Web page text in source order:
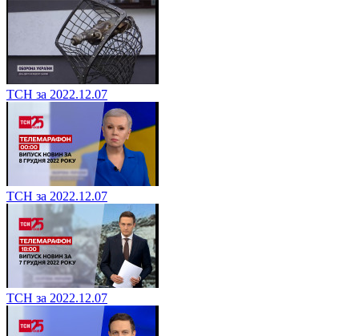
ТСН за 2022.12.07
ТСН за 2022.12.07
ТСН за 2022.12.07